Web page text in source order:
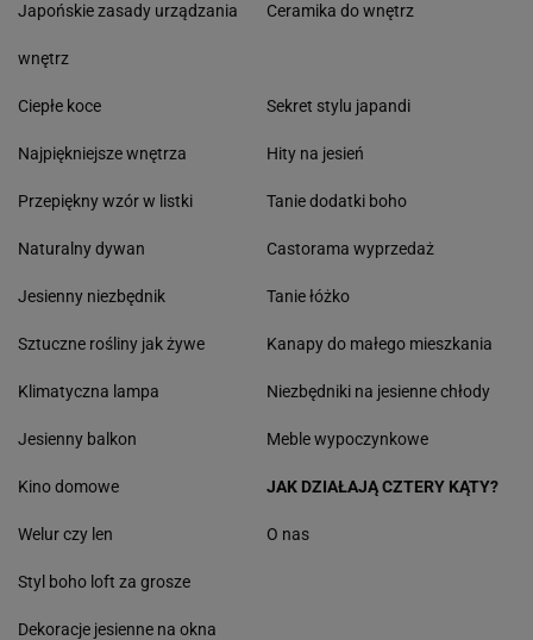
Japońskie zasady urządzania
wnętrz
Ceramika do wnętrz
Ciepłe koce
Najpiękniejsze wnętrza
Przepiękny wzór w listki
Naturalny dywan
Jesienny niezbędnik
Sztuczne rośliny jak żywe
Klimatyczna lampa
Jesienny balkon
Sekret stylu japandi
Hity na jesień
Tanie dodatki boho
Castorama wyprzedaż
Tanie łóżko
Kanapy do małego mieszkania
Niezbędniki na jesienne chłody
Meble wypoczynkowe
Kino domowe
Welur czy len
Styl boho loft za grosze
Dekoracje jesienne na okna
JAK DZIAŁAJĄ CZTERY KĄTY?
O nas